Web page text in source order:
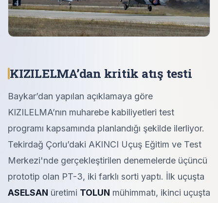
KIZILELMA’dan kritik atış testi
Baykar’dan yapılan açıklamaya göre
KIZILELMA’nın muharebe kabiliyetleri test
programı kapsamında planlandığı şekilde ilerliyor.
Tekirdağ Çorlu’daki AKINCI Uçuş Eğitim ve Test
Merkezi'nde gerçekleştirilen denemelerde üçüncü
prototip olan PT-3, iki farklı sorti yaptı. İlk uçuşta
ASELSAN üretimi TOLUN mühimmatı, ikinci uçuşta